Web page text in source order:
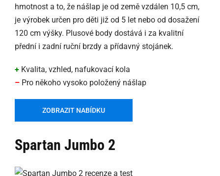
hmotnost a to, že nášlap je od země vzdálen 10,5 cm,
je výrobek určen pro děti již od 5 let nebo od dosažení
120 cm výšky. Plusové body dostává i za kvalitní
přední i zadní ruční brzdy a přídavný stojánek.
+ Kvalita, vzhled, nafukovací kola
– Pro někoho vysoko položený nášlap
ZOBRAZIT NABÍDKU
Spartan Jumbo 2